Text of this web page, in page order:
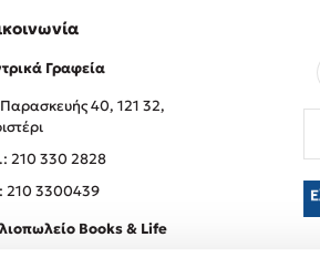
Γραφεία
40, 121 32,
210 330 2828
210 3300439
Books & Life